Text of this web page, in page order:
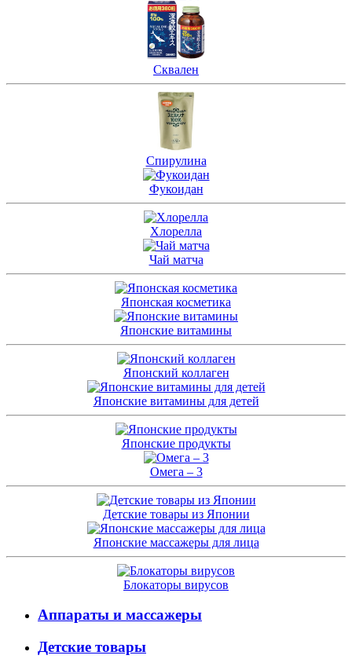
Сквален
Спирулина
Фукоидан
Хлорелла
Чай матча
Японская косметика
Японские витамины
Японский коллаген
Японские витамины для детей
Японские продукты
Омега – 3
Детские товары из Японии
Японские массажеры для лица
Блокаторы вирусов
Аппараты и массажеры
Детские товары